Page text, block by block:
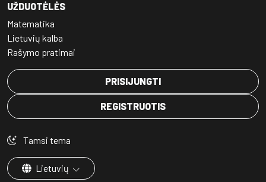
UŽDUOTĖLĖS
Matematika
Lietuvių kalba
Rašymo pratimai
PRISIJUNGTI
REGISTRUOTIS
Tamsi tema
Lietuvių